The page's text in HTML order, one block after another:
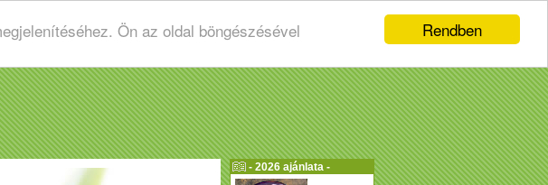
Rendben
Ön az oldal böngészésével
- 2026 ajánlata -